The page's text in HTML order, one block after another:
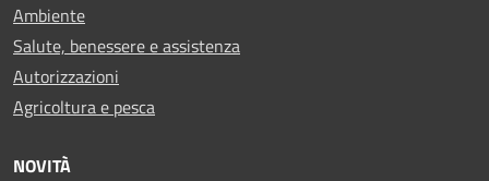
Ambiente
Salute, benessere e assistenza
Autorizzazioni
Agricoltura e pesca
NOVITÀ